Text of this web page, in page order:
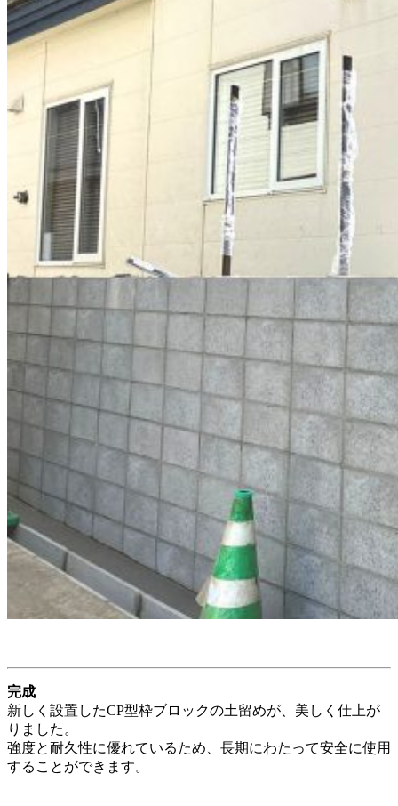
完成
新しく設置したCP型枠ブロックの土留めが、美しく仕上が
りました。
強度と耐久性に優れているため、長期にわたって安全に使用
することができます。